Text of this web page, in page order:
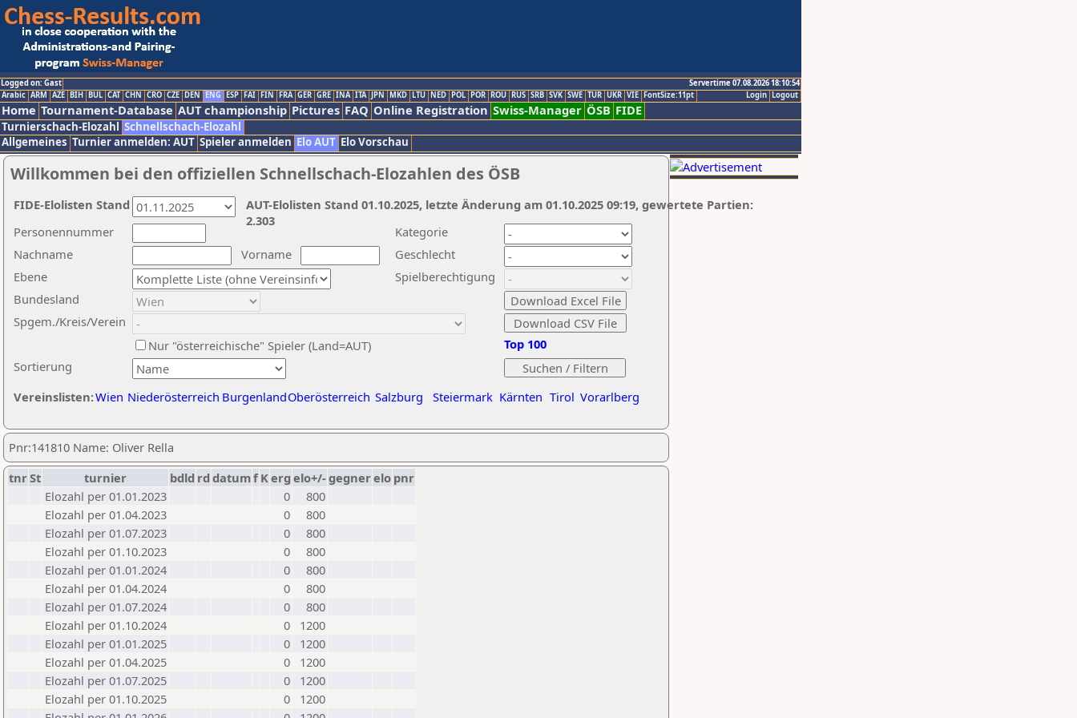
Logged on: Gast
Servertime 07.08.2026 18:10:54
Logout
Login
Arabic ARM AZE BIH BUL CAT CHN CRO CZE DEN ENG ESP FAI FIN FRA GER GRE INA ITA JPN MKD LTU NED POL POR ROU RUS SRB SVK SWE TUR UKR VIE FontSize:11pt
Home Tournament-Database AUT championship Pictures FAQ Online Registration Swiss-Manager ÖSB FIDE
Turnierschach-Elozahl Schnellschach-Elozahl
Allgemeines Turnier anmelden: AUT Spieler anmelden Elo AUT Elo Vorschau
Willkommen bei den offiziellen Schnellschach-Elozahlen des ÖSB
Nachname
Vorname
Ebene
Kategorie
Sortierung
Personennummer
Bundesland
Spgem./Kreis/Verein
Geschlecht
Nur "österreichische" Spieler (Land=AUT)
Spielberechtigung
Vereinslisten:Wien Niederösterreich BurgenlandOberösterreich Salzburg Steiermark Kärnten Tirol Vorarlberg
Top 100
AUT-Elolisten Stand 01.10.2025, letzte Änderung am 01.10.2025 09:19, gewertete Partien:
2.303
FIDE-Elolisten Stand
Pnr:141810 Name: Oliver Rella
tnrSt turnier bdld rd datumf Kerg elo+/-gegnerelo pnr
Elozahl per 01.01.2023
0
800
Elozahl per 01.04.2023
0
800
Elozahl per 01.07.2023
0
800
Elozahl per 01.10.2023
0
800
Elozahl per 01.01.2024
0
800
Elozahl per 01.04.2024
0
800
Elozahl per 01.07.2024
0
800
Elozahl per 01.10.2024
0
1200
Elozahl per 01.01.2025
0
1200
Elozahl per 01.04.2025
0
1200
Elozahl per 01.07.2025
0
1200
Elozahl per 01.10.2025
0
1200